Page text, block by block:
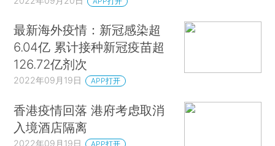
最新海外疫情：新冠感染超
6.04亿 累计接种新冠疫苗超
126.72亿剂次
2022年09月19日 APP打开
香港疫情回落 港府考虑取消
入境酒店隔离
2022年09月19日 APP打开